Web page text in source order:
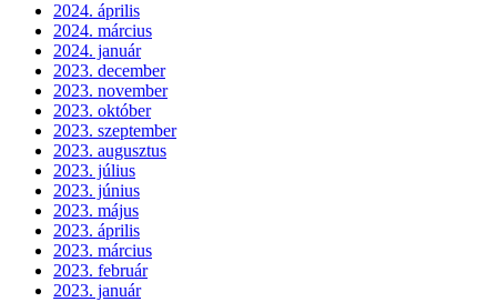
2024. április
2024. március
2024. január
2023. december
2023. november
2023. október
2023. szeptember
2023. augusztus
2023. július
2023. június
2023. május
2023. április
2023. március
2023. február
2023. január